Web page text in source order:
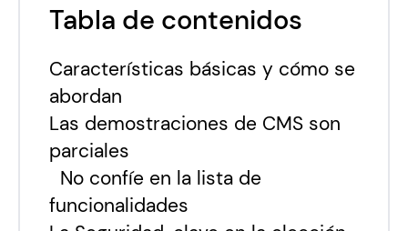
Tabla de contenidos
Características básicas y cómo se
abordan
Las demostraciones de CMS son
parciales
No confíe en la lista de
funcionalidades